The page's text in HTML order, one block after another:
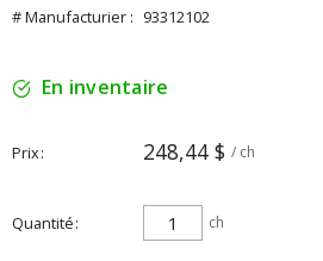
# Manufacturier : 93312102
En inventaire
Prix 248,44 $ / ch
Quantité ch